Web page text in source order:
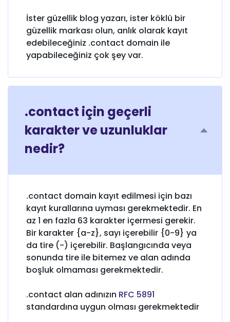
İster güzellik blog yazarı, ister köklü bir
güzellik markası olun, anlık olarak kayıt
edebileceğiniz .contact domain ile
yapabileceğiniz çok şey var.
.contact için geçerli
karakter ve uzunluklar
nedir?
.contact domain kayıt edilmesi için bazı
kayıt kurallarına uyması gerekmektedir. En
az 1 en fazla 63 karakter içermesi gerekir.
Bir karakter {a-z}, sayı içerebilir {0-9} ya
da tire (-) içerebilir. Başlangıcında veya
sonunda tire ile bitemez ve alan adında
boşluk olmaması gerekmektedir.
.contact alan adınızın RFC 5891
standardına uygun olması gerekmektedir